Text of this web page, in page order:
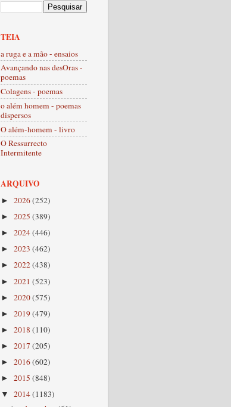
TEIA
a ruga e a mão - ensaios
Avançando nas desOras -
poemas
Colagens - poemas
o além homem - poemas
dispersos
O além-homem - livro
O Ressurrecto
Intermitente
ARQUIVO
► 2026(252)
► 2025 (389)
► 2024(446)
► 2023 (462)
► 2022(438)
► 2021 (523)
► 2020(575)
► 2019(479)
► 2018 (110)
► 2017 (205)
► 2016(602)
► 2015 (848)
▼ 2014(1183)